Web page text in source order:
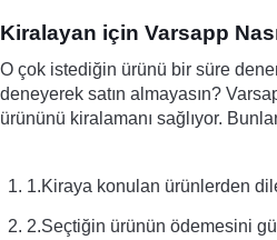
Kiralayan için Varsapp
O çok istediğin ürünü bir süre
deneyerek satın almayasın?
ürününü kiralamanı sağlıyor.
1.Kiraya konulan ürünlerden
2.Seçtiğin ürünün ödemesini